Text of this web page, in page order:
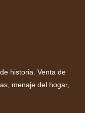
historia. Venta de
menaje del hogar,